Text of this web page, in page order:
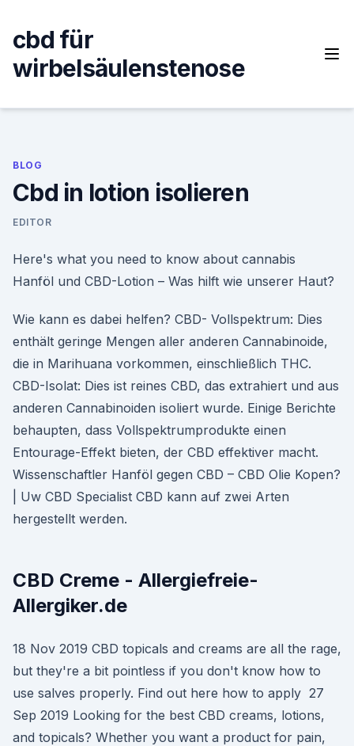
content
cbd für
wirbelsäulenstenose
BLOG
Cbd in lotion isolieren
EDITOR
Here's what you need to know about cannabis
Hanföl und CBD-Lotion – Was hilft wie unserer Haut?
Wie kann es dabei helfen? CBD- Vollspektrum: Dies
enthält geringe Mengen aller anderen Cannabinoide,
die in Marihuana vorkommen, einschließlich THC.
CBD-Isolat: Dies ist reines CBD, das extrahiert und aus
anderen Cannabinoiden isoliert wurde. Einige Berichte
behaupten, dass Vollspektrumprodukte einen
Entourage-Effekt bieten, der CBD effektiver macht.
Wissenschaftler Hanföl gegen CBD – CBD Olie Kopen?
| Uw CBD Specialist CBD kann auf zwei Arten
hergestellt werden.
CBD Creme - Allergiefreie-
Allergiker.de
18 Nov 2019 CBD topicals and creams are all the rage,
but they're a bit pointless if you don't know how to
use salves properly. Find out here how to apply 27
Sep 2019 Looking for the best CBD creams, lotions,
and topicals? Whether you want a product for pain,